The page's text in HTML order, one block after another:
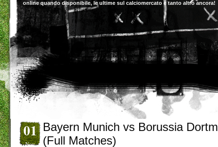
online quando disponibile, le ultime sul calciomercato e tanto altro ancora!
01
Nov
Bayern Munich vs Borussia
(Full Matches)